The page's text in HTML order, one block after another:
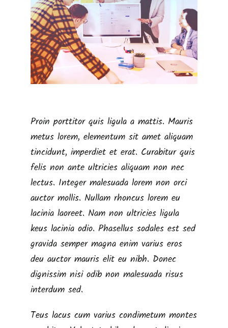
Proin porttitor quis ligula a mattis. Mauris
metus lorem, elementum sit amet aliquam
tincidunt, imperdiet et erat. Curabitur quis
felis non ante ultricies aliquam non nec
lectus. Integer malesuada lorem non orci
auctor mollis. Nullam rhoncus lorem eu
lacinia laoreet. Nam non ultricies ligula
keus lacinia odio. Phasellus sodales est sed
gravida semper magna enim varius eros
deu auctor mauris elit eu nibh. Donec
dignissim nisi odib non malesuada risus
interdum sed.
Teus lacus cum varius condimetum montes